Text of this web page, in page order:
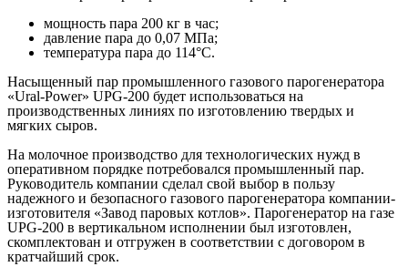
мощность пара 200 кг в час;
давление пара до 0,07 МПа;
температура пара до 114°С.
Насыщенный пар промышленного газового парогенератора
«Ural-Power» UPG-200 будет использоваться на
производственных линиях по изготовлению твердых и
мягких сыров.
На молочное производство для технологических нужд в
оперативном порядке потребовался промышленный пар.
Руководитель компании сделал свой выбор в пользу
надежного и безопасного газового парогенератора компании-
изготовителя «Завод паровых котлов». Парогенератор на газе
UPG-200 в вертикальном исполнении был изготовлен,
скомплектован и отгружен в соответствии с договором в
кратчайший срок.